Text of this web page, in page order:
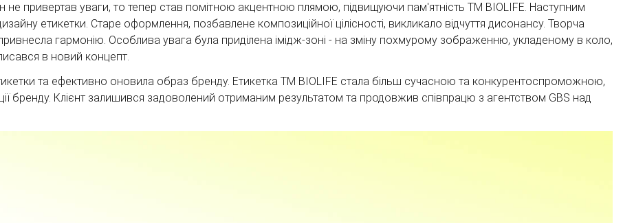
не привертав уваги, то тепер став помітною акцентною плямою, підвищуючи пам'ятність ТМ BIOLIFE. Наступним
етикетки. Старе оформлення, позбавлене композиційної цілісності, викликало відчуття дисонансу. Творча
гармонію. Особлива увага була приділена імідж-зоні - на зміну похмурому зображенню, укладеному в коло,
в новий концепт.
та ефективно оновила образ бренду. Етикетка ТМ BIOLIFE стала більш сучасною та конкурентоспроможною,
бренду. Клієнт залишився задоволений отриманим результатом та продовжив співпрацю з агентством GBS над